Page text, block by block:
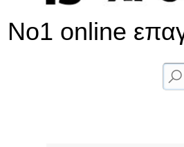
No1 online